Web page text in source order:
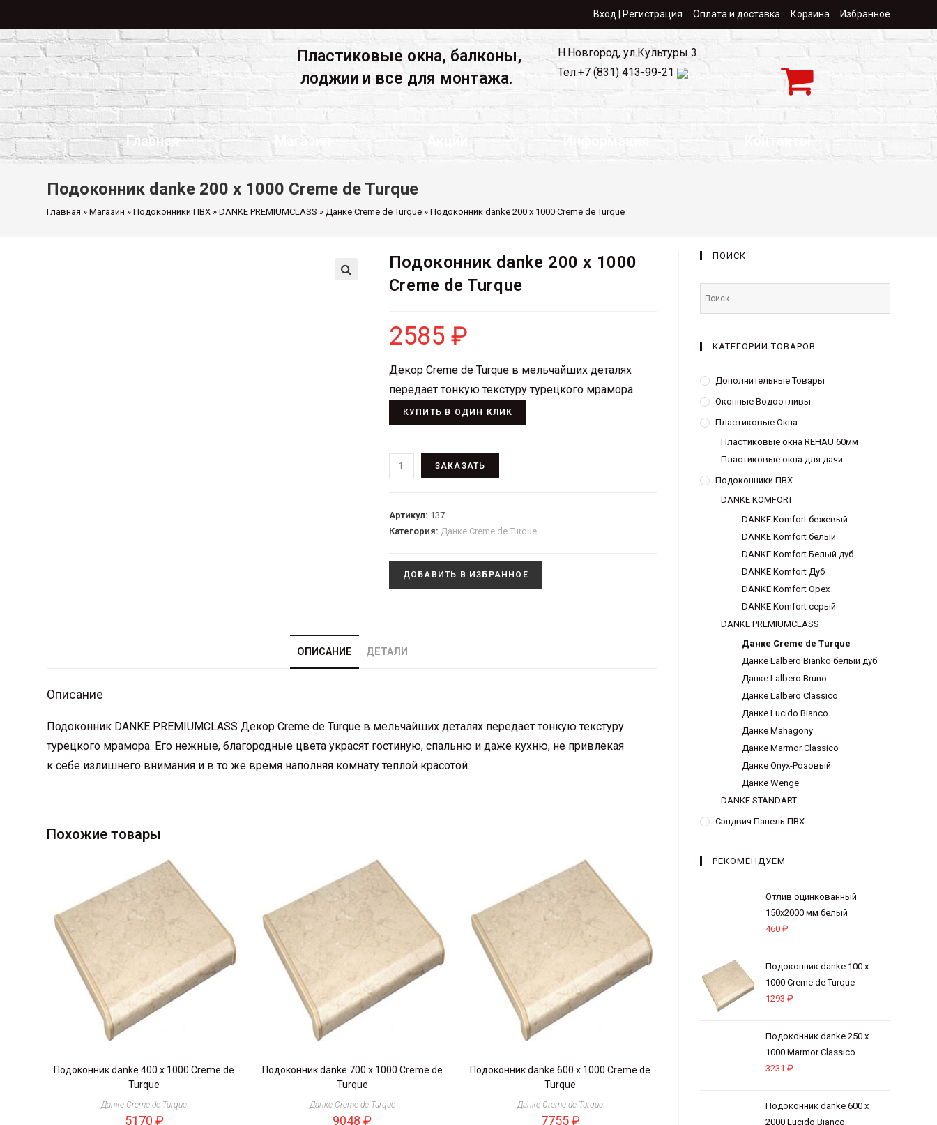
Вход | Регистрация Оплата и доставка Корзина Избранное
Пластиковые окна, балконы,
лоджии и все для монтажа.
Н.Новгород, ул.Культуры 3
Тел:+7 (831) 413-99-21
Главная Магазин Акции Информация Контакты
Подоконник danke 200 х 1000 Creme de Turque
Главная »Магазин »Подоконники ПВХ »DANKE PREMIUMCLASS »Данке Creme de Turque »Подоконник danke 200 х 1000 Creme de Turque
Подоконник danke 200 х 1000
Creme de Turque
2585 ₽
Декор Creme de Turque в мельчайших деталях
передает тонкую текстуру турецкого мрамора.
КУПИТЬ В ОДИН КЛИК
ЗАКАЗАТЬ
Артикул: 137
Категория: Данке Creme de Turque
ДОБАВИТЬ В ИЗБРАННОЕ
ОПИСАНИЕ ДЕТАЛИ
Описание
Подоконник DANKE PREMIUMCLASS Декор Creme de Turque в мельчайших деталях передает тонкую текстуру
турецкого мрамора. Его нежные, благородные цвета украсят гостиную, спальню и даже кухню, не привлекая
к себе излишнего внимания и в то же время наполняя комнату теплой красотой.
Похожие товары
Подоконник danke 400 х 1000 Creme de
Turque
Данке Creme de Turque
5170 ₽
Подоконник danke 700 х 1000 Creme de
Turque
Данке Creme de Turque
9048₽
Подоконник danke 600 х 1000 Creme de
Turque
Данке Creme de Turque
7755₽
ПОИСК
КАТЕГОРИИ ТОВАРОВ
Дополнительные Товары
Оконные Водоотливы
Пластиковые Окна
Пластиковые окна REHAU 60мм
Пластиковые окна для дачи
Подоконники ПВХ
DANKE KOMFORT
DANKE Komfort бежевый
DANKE Komfort белый
DANKE Komfort Белый дуб
DANKE Komfort Дуб
DANKE Komfort Орех
DANKE Komfort серый
DANKE PREMIUMCLASS
Данке Creme de Turque
Данке Lalbero Bianko белый дуб
Данке Lalbero Bruno
Данке Lalbero Classico
Данке Lucido Bianco
Данке Mahagony
Данке Marmor Classico
Данке Onyx-Розовый
Данке Wenge
DANKE STANDART
Сэндвич Панель ПВХ
РЕКОМЕНДУЕМ
Отлив оцинкованный
150х2000 мм белый
460₽
Подоконник danke 100 х
1000 Creme de Turque
1293₽
Подоконник danke 250 х
1000 Marmor Classico
3231₽
Подоконник danke 600 х
2000 Lucido Bianco